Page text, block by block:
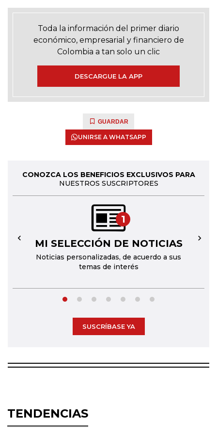
Toda la información del primer diario
económico, empresarial y financiero de
Colombia a tan solo un clic
DESCARGUE LA APP
GUARDAR
UNIRSE A WHATSAPP
CONOZCA LOS BENEFICIOS EXCLUSIVOS PARA
NUESTROS SUSCRIPTORES
1
MI SELECCIÓN DE NOTICIAS
Noticias personalizadas, de acuerdo a sus
temas de interés
← →
SUSCRÍBASE YA
TENDENCIAS